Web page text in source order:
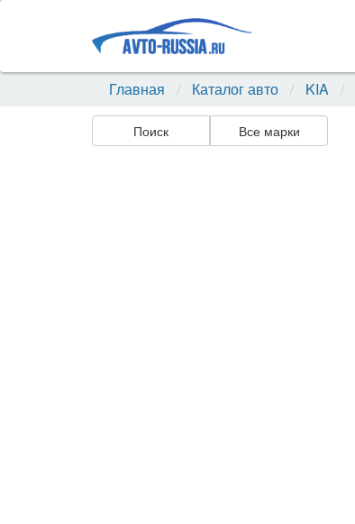
Главная Каталог авто KIA
Поиск Все марки